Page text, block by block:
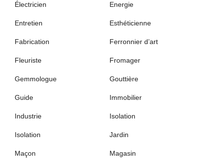
Électricien Energie
Entretien Esthéticienne
Fabrication Ferronnier d’art
Fleuriste Fromager
Gemmologue Gouttière
Guide Immobilier
Industrie Isolation
Isolation Jardin
Maçon Magasin